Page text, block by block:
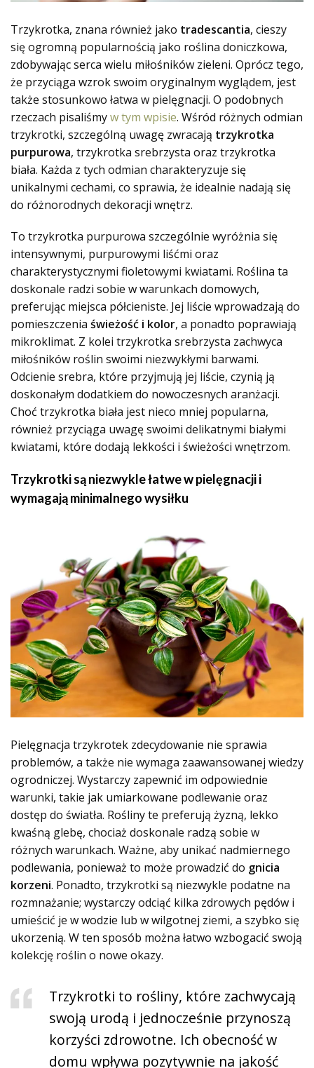
Trzykrotka, znana również jako tradescantia, cieszy
się ogromną popularnością jako roślina doniczkowa,
zdobywając serca wielu miłośników zieleni. Oprócz tego,
że przyciąga wzrok swoim oryginalnym wyglądem, jest
także stosunkowo łatwa w pielęgnacji. O podobnych
rzeczach pisaliśmyw tym wpisie. Wśród różnych odmian
trzykrotki, szczególną uwagę zwracają trzykrotka
purpurowa, trzykrotka srebrzysta oraz trzykrotka
biała. Każda z tych odmian charakteryzuje się
unikalnymi cechami, co sprawia, że idealnie nadają się
do różnorodnych dekoracji wnętrz.
To trzykrotka purpurowa szczególnie wyróżnia się
intensywnymi, purpurowymi liśćmi oraz
charakterystycznymi fioletowymi kwiatami. Roślina ta
doskonale radzi sobie w warunkach domowych,
preferując miejsca półcieniste. Jej liście wprowadzają do
pomieszczenia świeżość i kolor, a ponadto poprawiają
mikroklimat. Z kolei trzykrotka srebrzysta zachwyca
miłośników roślin swoimi niezwykłymi barwami.
Odcienie srebra, które przyjmują jej liście, czynią ją
doskonałym dodatkiem do nowoczesnych aranżacji.
Choć trzykrotka biała jest nieco mniej popularna,
również przyciąga uwagę swoimi delikatnymi białymi
kwiatami, które dodają lekkości i świeżości wnętrzom.
Trzykrotki są niezwykle łatwe w pielęgnacji i
wymagają minimalnego wysiłku
Pielęgnacja trzykrotek zdecydowanie nie sprawia
problemów, a także nie wymaga zaawansowanej wiedzy
ogrodniczej. Wystarczy zapewnić im odpowiednie
warunki, takie jak umiarkowane podlewanie oraz
dostęp do światła. Rośliny te preferują żyzną, lekko
kwaśną glebę, chociaż doskonale radzą sobie w
różnych warunkach. Ważne, aby unikać nadmiernego
podlewania, ponieważ to może prowadzić do gnicia
korzeni. Ponadto, trzykrotki są niezwykle podatne na
rozmnażanie; wystarczy odciąć kilka zdrowych pędów i
umieścić je w wodzie lub w wilgotnej ziemi, a szybko się
ukorzenią. W ten sposób można łatwo wzbogacić swoją
kolekcję roślin o nowe okazy.
Trzykrotki to rośliny, które zachwycają
swoją urodą i jednocześnie przynoszą
korzyści zdrowotne. Ich obecność w
domu wpływa pozytywnie na jakość